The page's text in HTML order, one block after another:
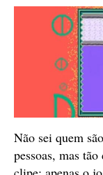
Não sei quem
pessoas, mas